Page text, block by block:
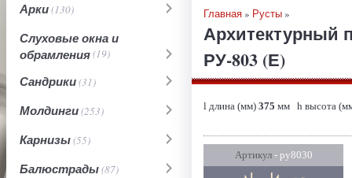
Арки(130)
Слуховые окна и
обрамления(19)
Сандрики(31)
Молдинги(253)
Карнизы(55)
Балюстрады(87)
Главная» Русты»
Архитектурный
РУ-803 (Е)
l длина (мм) 375 мм h высота
Артикул- ру8030